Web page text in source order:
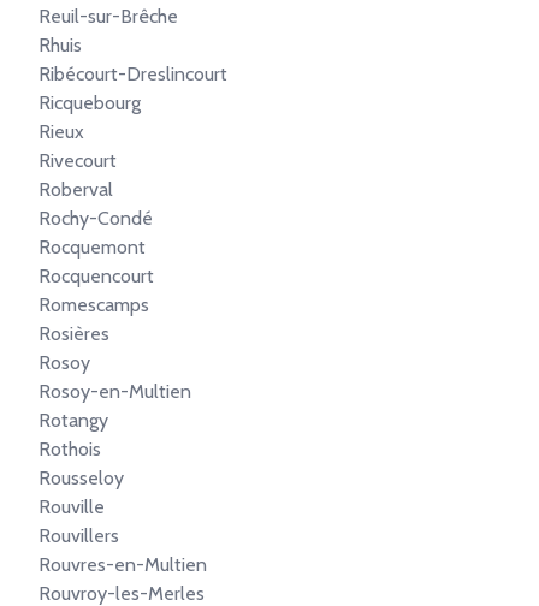
Reuil-sur-Brêche
Rhuis
Ribécourt-Dreslincourt
Ricquebourg
Rieux
Rivecourt
Roberval
Rochy-Condé
Rocquemont
Rocquencourt
Romescamps
Rosières
Rosoy
Rosoy-en-Multien
Rotangy
Rothois
Rousseloy
Rouville
Rouvillers
Rouvres-en-Multien
Rouvroy-les-Merles